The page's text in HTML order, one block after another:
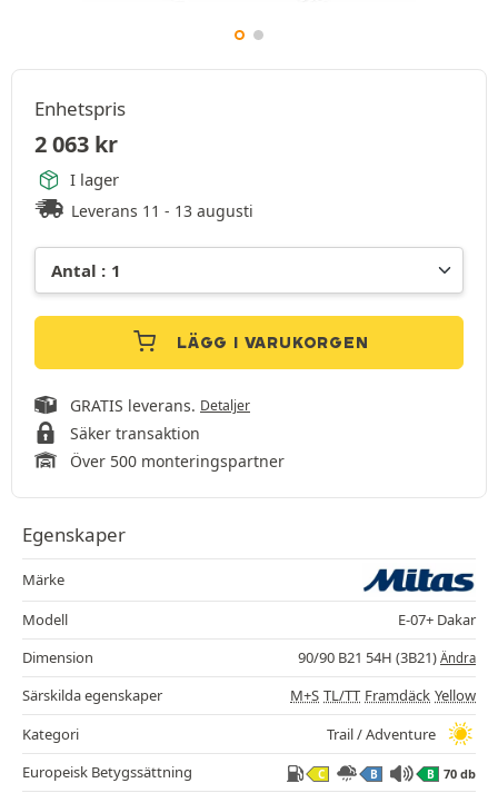
Enhetspris
2 063 kr
I lager
Leverans 11 - 13 augusti
LÄGG I VARUKORGEN
GRATIS leverans. Detaljer
Säker transaktion
Över 500 monteringspartner
Egenskaper
Märke
Modell
E-07+ Dakar
Dimension
90/90 B21 54H (3B21) Ändra
Särskilda egenskaper M+S TL/TT Framdäck Yellow
Kategori
Trail / Adventure
Europeisk Betygssättning
C B B 70 db